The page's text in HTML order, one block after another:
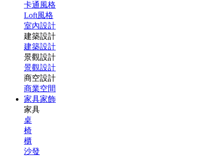
卡通風格
Loft風格
室內設計
建築設計
建築設計
景觀設計
景觀設計
商空設計
商業空間
家具家飾
家具
桌
椅
櫃
沙發